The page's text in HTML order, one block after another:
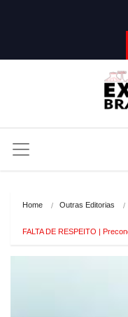
Home Outras Editorias
FALTA DE RESPEITO |